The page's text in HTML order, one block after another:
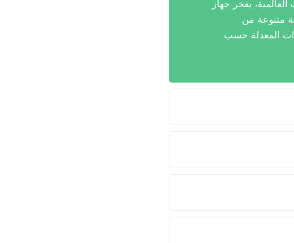
يفخر جهاز
متنوعة من
المعدلة حسب